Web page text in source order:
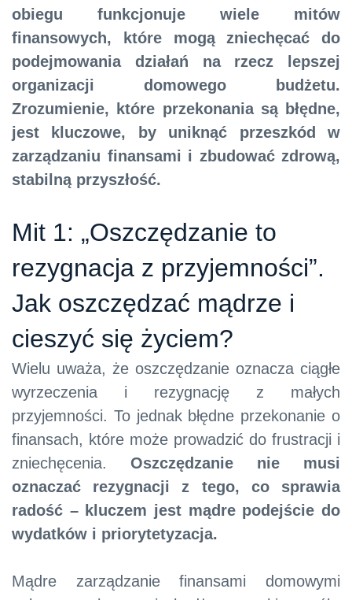
obiegu funkcjonuje wiele mitów
finansowych, które mogą zniechęcać do
podejmowania działań na rzecz lepszej
organizacji domowego budżetu.
Zrozumienie, które przekonania są błędne,
jest kluczowe, by uniknąć przeszkód w
zarządzaniu finansami i zbudować zdrową,
stabilną przyszłość.
Mit 1: „Oszczędzanie to
rezygnacja z przyjemności”.
Jak oszczędzać mądrze i
cieszyć się życiem?
Wielu uważa, że oszczędzanie oznacza ciągłe
wyrzeczenia i rezygnację z małych
przyjemności. To jednak błędne przekonanie o
finansach, które może prowadzić do frustracji i
zniechęcenia. Oszczędzanie nie musi
oznaczać rezygnacji z tego, co sprawia
radość – kluczem jest mądre podejście do
wydatków i priorytetyzacja.
Mądre zarządzanie finansami domowymi